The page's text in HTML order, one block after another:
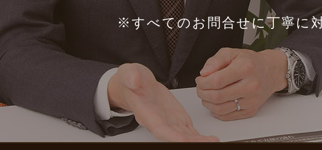
※すべてのお問合せに丁寧に